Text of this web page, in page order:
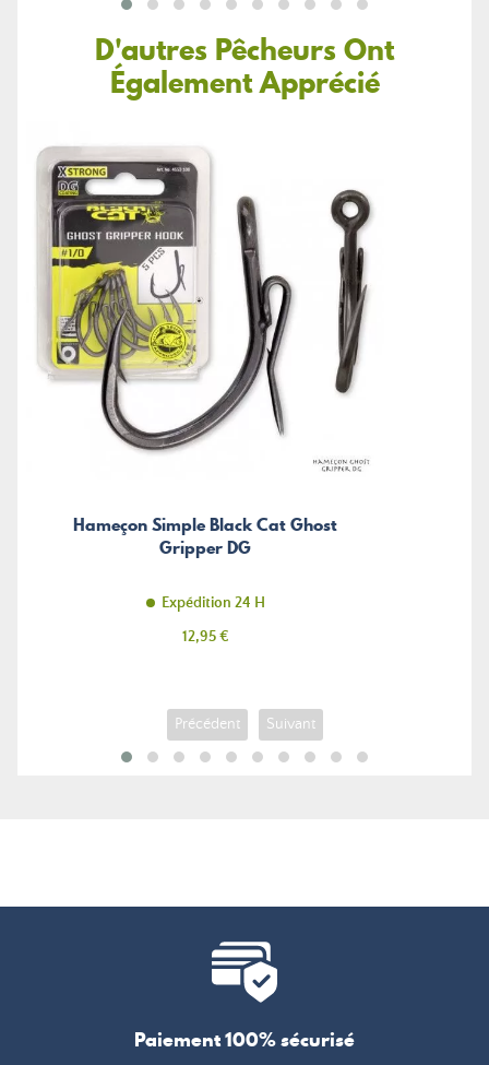
D'autres Pêcheurs Ont
Également Apprécié
Hameçon Simple Black Cat Ghost
Gripper DG
Expédition 24 H
Prix
12,95 €
Précédent Suivant
Paiement 100% sécurisé